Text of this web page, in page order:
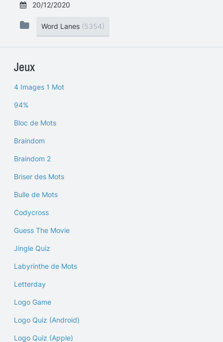
20/12/2020
Word Lanes (5354)
Jeux
4 Images 1 Mot
94%
Bloc de Mots
Braindom
Braindom 2
Briser des Mots
Bulle de Mots
Codycross
Guess The Movie
Jingle Quiz
Labyrinthe de Mots
Letterday
Logo Game
Logo Quiz (Android)
Logo Quiz (Apple)